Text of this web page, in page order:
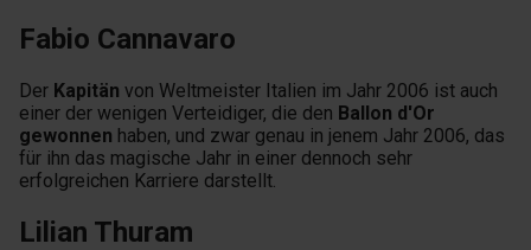
Fabio Cannavaro
Der Kapitän von Weltmeister Italien im Jahr 2006 ist auch
einer der wenigen Verteidiger, die den Ballon d'Or
gewonnen haben, und zwar genau in jenem Jahr 2006, das
für ihn das magische Jahr in einer dennoch sehr
erfolgreichen Karriere darstellt.
Lilian Thuram